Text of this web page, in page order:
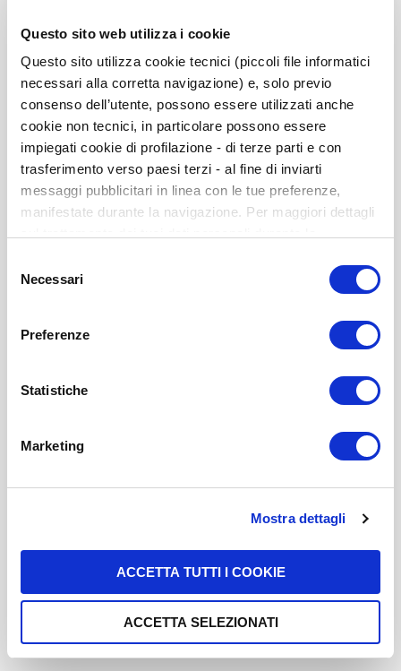
Questo sito web utilizza i cookie
Questo sito utilizza cookie tecnici (piccoli file informatici
necessari alla corretta navigazione) e, solo previo
consenso dell’utente, possono essere utilizzati anche
cookie non tecnici, in particolare possono essere
impiegati cookie di profilazione - di terze parti e con
trasferimento verso paesi terzi - al fine di inviarti
messaggi pubblicitari in linea con le tue preferenze,
manifestate durante la navigazione. Per maggiori dettagli
cookie, ti invitiamo a prendere visione dell’
informativa
. Chiudendo il banner tramite la “X” prosegui la
navigazione senza alcuna profilazione. Selezionando
“Accetta tutti i cookie” presti il tuo consenso alla
pagina dedicati ai cookie
delNecessari
Preferenze
Statistiche
Marketing
Mostra dettagli
ACCETTA TUTTI I COOKIE
ACCETTA SELEZIONATI
WNV Manual Técnico y de Interpretación
ISBN 9788493931575
Plantillas de Corrección - Claves A y Claves B
Disponible
-
COMPRAR
WNV Manual de Aplicación y Corrección
ISBN